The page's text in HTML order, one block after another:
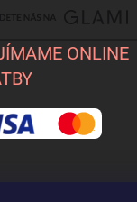
ONLINE